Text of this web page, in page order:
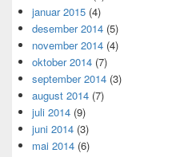
januar 2015 (4)
desember 2014 (5)
november 2014 (4)
oktober 2014 (7)
september 2014 (3)
august 2014 (7)
juli 2014 (9)
juni 2014 (3)
mai 2014 (6)